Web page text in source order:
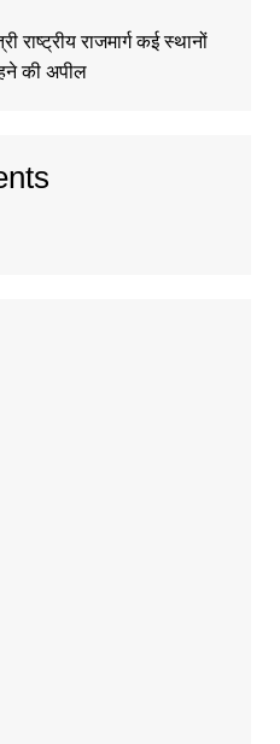
राजमार्ग कई स्थानों
की अपील